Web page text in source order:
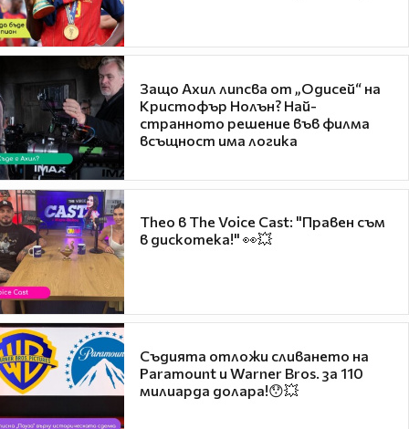
Защо Ахил липсва от „Одисей“ на
Кристофър Нолън? Най-
странното решение във филма
всъщност има логика
Theo в The Voice Cast: "Правен съм
в дискотека!" 👀💥
Съдията отложи сливането на
Paramount и Warner Bros. за 110
милиарда долара!😯💥